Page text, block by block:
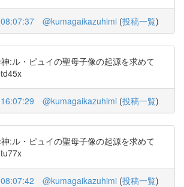
@kumagaikazuhimi (投稿一覧)
:ル・ピュイの聖母子像の起源を求めて
@kumagaikazuhimi (投稿一覧)
:ル・ピュイの聖母子像の起源を求めて
@kumagaikazuhimi (投稿一覧)